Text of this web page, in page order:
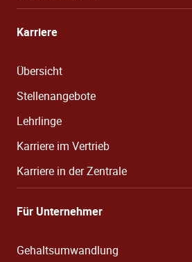
Karriere
Übersicht
Stellenangebote
Lehrlinge
Karriere im Vertrieb
Karriere in der Zentrale
Für Unternehmer
Gehaltsumwandlung